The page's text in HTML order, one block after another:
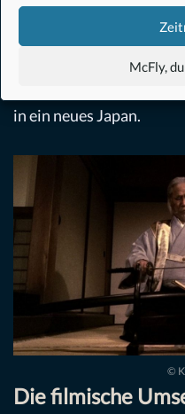
McFly,
Weltkrieg,
Strömungen. Für den
eine Chance auf
in ein neues Japan.
©
Die filmische